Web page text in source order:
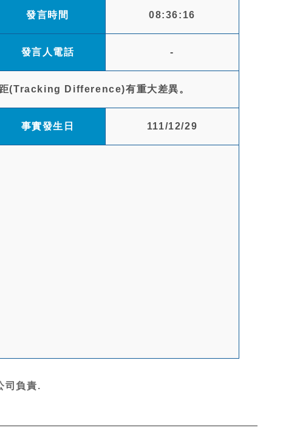
發言時間 08:36:16
發言人電話 -
(Tracking Difference)有重大差異。
事實發生日 111/12/29
司負責.